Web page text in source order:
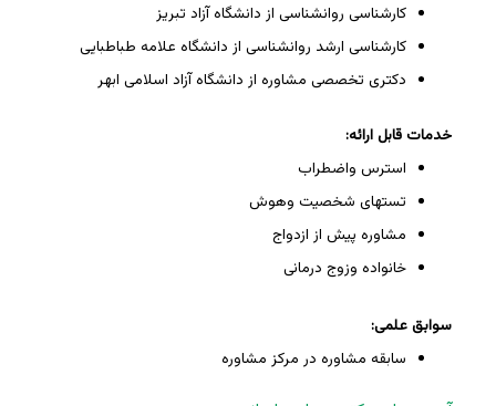
کارشناسی روانشناسی از دانشگاه آزاد تبریز
کارشناسی ارشد روانشناسی از دانشگاه علامه طباطبایی
دکتری تخصصی مشاوره از دانشگاه آزاد اسلامی ابهر
خدمات قابل ارائه:
استرس واضطراب
تستهای شخصیت وهوش
مشاوره پیش از ازدواج
خانواده وزوج درمانی
سوابق علمی:
سابقه مشاوره در مرکز مشاوره